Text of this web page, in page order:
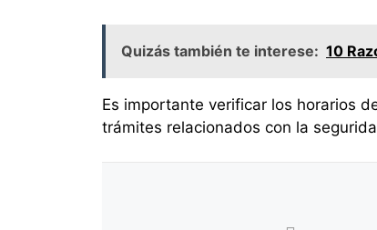
Quizás también te interese: 10
Es importante verificar los horarios
trámites relacionados con la